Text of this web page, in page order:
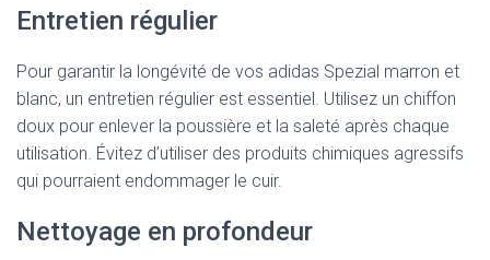
Entretien régulier
Pour garantir la longévité de vos adidas Spezial marron et
blanc, un entretien régulier est essentiel. Utilisez un chiffon
doux pour enlever la poussière et la saleté après chaque
utilisation. Évitez d’utiliser des produits chimiques agressifs
qui pourraient endommager le cuir.
Nettoyage en profondeur